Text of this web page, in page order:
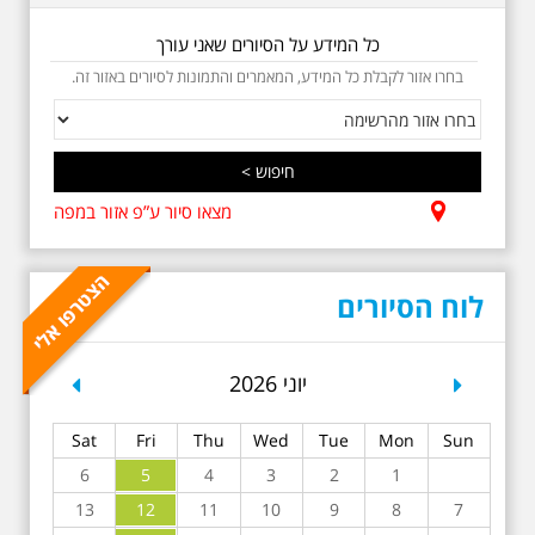
בבית הקברות טרומפלדור. תוצרת
וגם קצת אלתרמן סיור
מיוחד בעקבות חייו
ושיריוו - עטור מצחך זהב
שחור תחנות תל אביביות
מתאים גם למשפחות -
בשנה השלוש עשרה לפטירתו סיור
באחדים מתחנותיו של אריק איינשטיין
בתל-אביב. החל ממקום ילדותו, דרך
המקומות שהזכיר בשיריו. מקום
עליהם חלם והתגעגע. נתחיל מבית
הולדתו ברחוב גורדון. נשמע אחדים
כל המידע על הסיורים שאני עורך
בחרו אזור לקבלת כל המידע, המאמרים והתמונות לסיורים באזור זה.
מצאו סיור ע”פ אזור במפה
לוח הסיורים
יוני 2026
Sun
Mon
Tue
Wed
Thu
Fri
Sat
1
2
3
4
5
6
7
8
9
10
11
12
13
Next